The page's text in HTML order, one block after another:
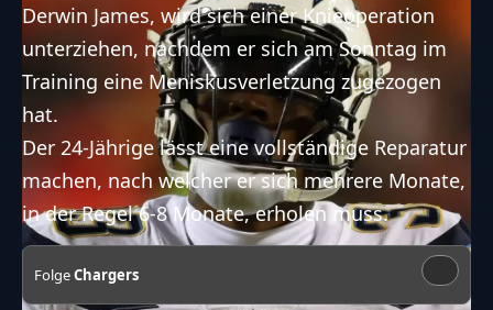
Derwin James, wird sich einer Knieoperation
unterziehen, nachdem er sich am Sonntag im
Training eine Meniskusverletzung zugezogen
hat.
Der 24-Jährige lässt eine vollständige Reparatur
machen, nach welcher er sich mehrere Monate,
in der Regel 6-8 Monate, erholen muss.
FolgeChargers